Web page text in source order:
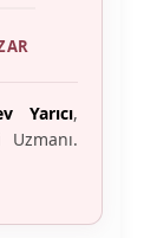
Yarıcı,